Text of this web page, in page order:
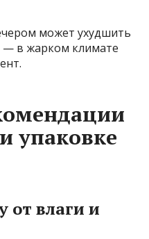
может ухудшить
— в жарком климате
упаковке
от влаги и